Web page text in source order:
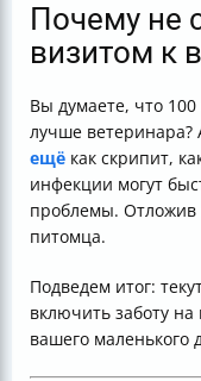
Почему не
визитом к
Вы думаете, что
лучше ветеринара?
ещё как скрипит,
инфекции могут
проблемы. Отложив
питомца.
Подведем итог:
включить заботу
вашего маленького